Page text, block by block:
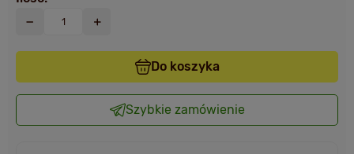
Do koszyka
Szybkie zamówienie